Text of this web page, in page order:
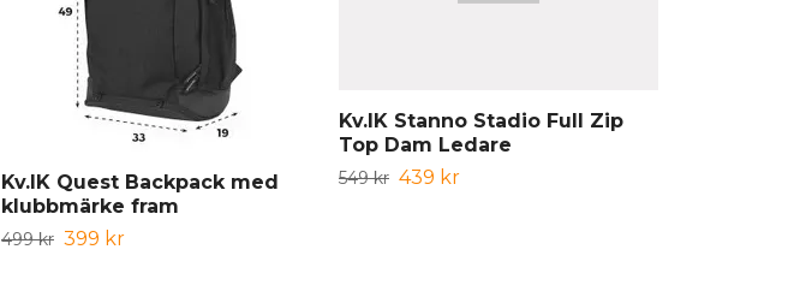
Kv.IK Quest Backpack med
klubbmärke fram
499 kr 399 kr
Kv.IK Stanno Stadio Full Zip
Top Dam Ledare
549 kr 439 kr